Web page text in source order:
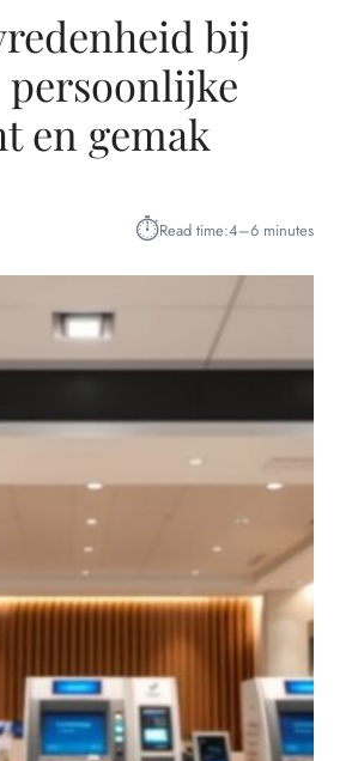
bij
persoonlijke
en gemak
⏱︎Read time:4–6 minutes